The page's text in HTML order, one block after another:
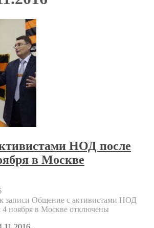
НОД после
в Москве
к записи Общение с активистами НОД
4 ноября в Москве отключены